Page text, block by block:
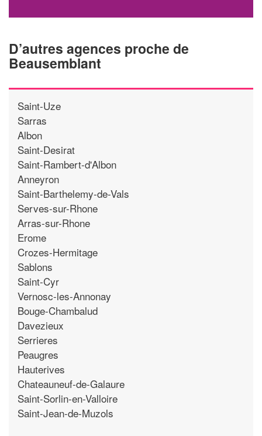
D’autres agences proche de
Beausemblant
Saint-Uze
Sarras
Albon
Saint-Desirat
Saint-Rambert-d'Albon
Anneyron
Saint-Barthelemy-de-Vals
Serves-sur-Rhone
Arras-sur-Rhone
Erome
Crozes-Hermitage
Sablons
Saint-Cyr
Vernosc-les-Annonay
Bouge-Chambalud
Davezieux
Serrieres
Peaugres
Hauterives
Chateauneuf-de-Galaure
Saint-Sorlin-en-Valloire
Saint-Jean-de-Muzols